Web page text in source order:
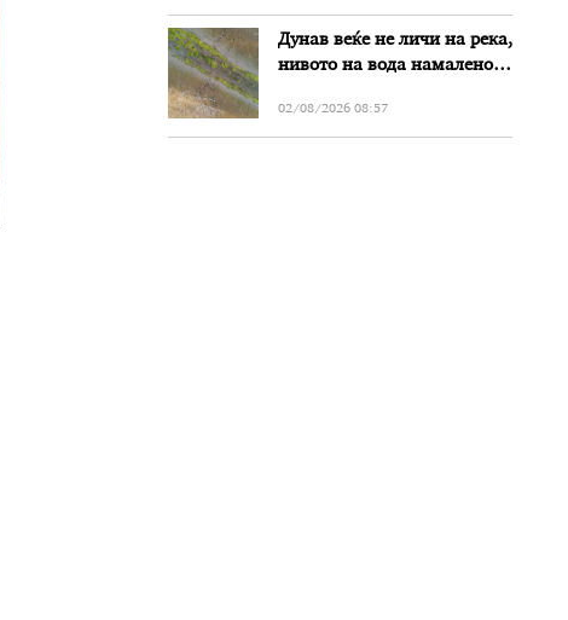
Дунав веќе не личи на река,
нивото на вода намалено
Бугарија
02/08/2026 08:57